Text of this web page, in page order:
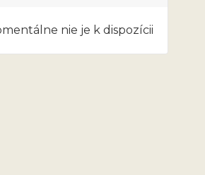
nie je k dispozícii